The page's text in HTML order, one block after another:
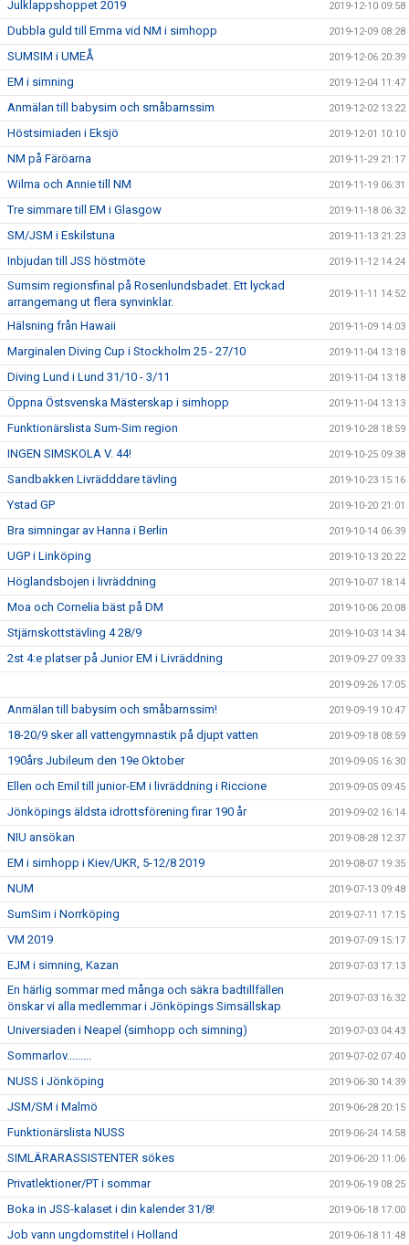
Julklappshoppet 2019 2019-12-10 09:58
Dubbla guld till Emma vid NM i simhopp 2019-12-09 08:28
SUMSIM i UMEÅ 2019-12-06 20:39
EM i simning 2019-12-04 11:47
Anmälan till babysim och småbarnssim 2019-12-02 13:22
Höstsimiaden i Eksjö 2019-12-01 10:10
NM på Färöarna 2019-11-29 21:17
Wilma och Annie till NM 2019-11-19 06:31
Tre simmare till EM i Glasgow 2019-11-18 06:32
SM/JSM i Eskilstuna 2019-11-13 21:23
Inbjudan till JSS höstmöte 2019-11-12 14:24
Sumsim regionsfinal på Rosenlundsbadet. Ett lyckad
arrangemang ut flera synvinklar.
2019-11-11 14:52
Hälsning från Hawaii 2019-11-09 14:03
Marginalen Diving Cup i Stockholm 25 - 27/10 2019-11-04 13:18
Diving Lund i Lund 31/10 - 3/11 2019-11-04 13:18
Öppna Östsvenska Mästerskap i simhopp 2019-11-04 13:13
Funktionärslista Sum-Sim region 2019-10-28 18:59
INGEN SIMSKOLA V. 44! 2019-10-25 09:38
Sandbakken Livrädddare tävling 2019-10-23 15:16
Ystad GP 2019-10-20 21:01
Bra simningar av Hanna i Berlin 2019-10-14 06:39
UGP i Linköping 2019-10-13 20:22
Höglandsbojen i livräddning 2019-10-07 18:14
Moa och Cornelia bäst på DM 2019-10-06 20:08
Stjärnskottstävling 4 28/9 2019-10-03 14:34
2st 4:e platser på Junior EM i Livräddning 2019-09-27 09:33
2019-09-26 17:05
Anmälan till babysim och småbarnssim! 2019-09-19 10:47
18-20/9 sker all vattengymnastik på djupt vatten 2019-09-18 08:59
190års Jubileum den 19e Oktober 2019-09-05 16:30
Ellen och Emil till junior-EM i livräddning i Riccione 2019-09-05 09:45
Jönköpings äldsta idrottsförening firar 190 år 2019-09-02 16:14
NIU ansökan 2019-08-28 12:37
EM i simhopp i Kiev/UKR, 5-12/8 2019 2019-08-07 19:35
NUM 2019-07-13 09:48
SumSim i Norrköping 2019-07-11 17:15
VM 2019 2019-07-09 15:17
EJM i simning, Kazan 2019-07-03 17:13
En härlig sommar med många och säkra badtillfällen
önskar vi alla medlemmar i Jönköpings Simsällskap
2019-07-03 16:32
Universiaden i Neapel (simhopp och simning) 2019-07-03 04:43
Sommarlov......... 2019-07-02 07:40
NUSS i Jönköping 2019-06-30 14:39
JSM/SM i Malmö 2019-06-28 20:15
Funktionärslista NUSS 2019-06-24 14:58
SIMLÄRARASSISTENTER sökes 2019-06-20 11:06
Privatlektioner/PT i sommar 2019-06-19 08:25
Boka in JSS-kalaset i din kalender 31/8! 2019-06-18 17:00
Job vann ungdomstitel i Holland 2019-06-18 11:48